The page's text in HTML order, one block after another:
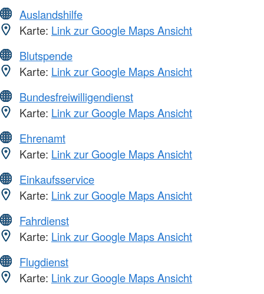
Auslandshilfe
Karte: Link zur Google Maps Ansicht
Blutspende
Karte: Link zur Google Maps Ansicht
Bundesfreiwilligendienst
Karte: Link zur Google Maps Ansicht
Ehrenamt
Karte: Link zur Google Maps Ansicht
Einkaufsservice
Karte: Link zur Google Maps Ansicht
Fahrdienst
Karte: Link zur Google Maps Ansicht
Flugdienst
Karte: Link zur Google Maps Ansicht